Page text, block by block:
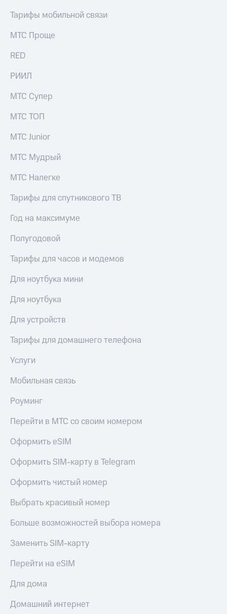
Тарифы мобильной связи
МТС Проще
RED
РИИЛ
МТС Супер
МТС ТОП
МТС Junior
МТС Мудрый
МТС Налегке
Тарифы для спутникового ТВ
Год на максимуме
Полугодовой
Тарифы для часов и модемов
Для ноутбука мини
Для ноутбука
Для устройств
Тарифы для домашнего телефона
Услуги
Мобильная связь
Роуминг
Перейти в МТС со своим номером
Оформить eSIM
Оформить SIM-карту в Telegram
Оформить чистый номер
Выбрать красивый номер
Больше возможностей выбора номера
Заменить SIM-карту
Перейти на eSIM
Для дома
Домашний интернет